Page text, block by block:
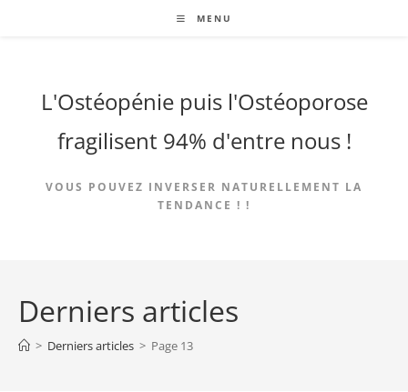
MENU
L'Ostéopénie puis l'Ostéoporose
fragilisent 94% d'entre nous !
VOUS POUVEZ INVERSER NATURELLEMENT LA
TENDANCE ! !
Derniers articles
> Derniers articles > Page 13